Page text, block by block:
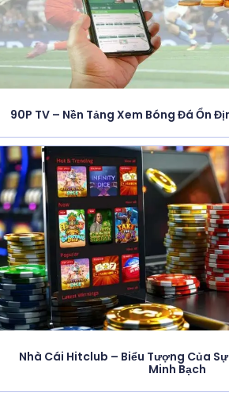
90P TV – Nền Tảng Xem Bóng Đá Ổn
Nhà Cái Hitclub – Biểu Tượng Của
Minh Bạch